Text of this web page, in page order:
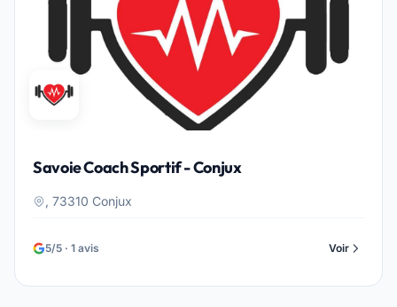
Savoie Coach Sportif - Conjux
, 73310 Conjux
5/5 · 1 avis Voir